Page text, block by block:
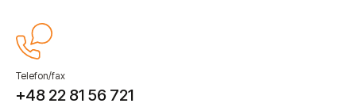
Telefon/fax
+48 22 81 56 721